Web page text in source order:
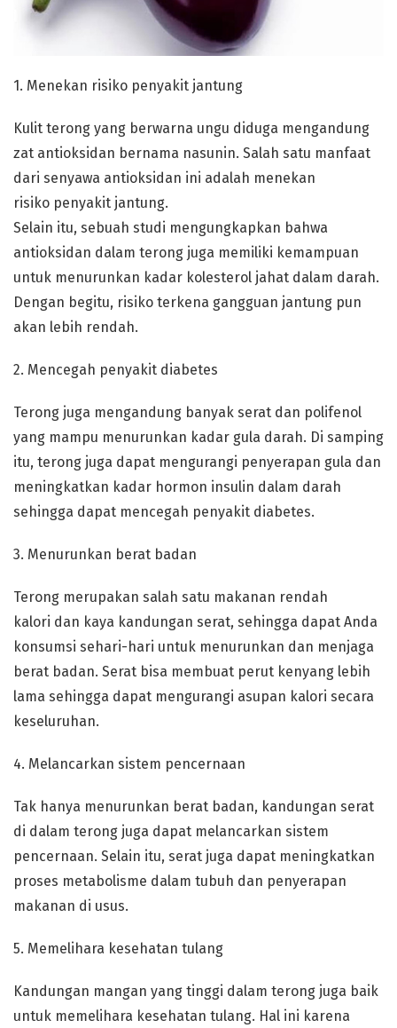
1. Menekan risiko penyakit jantung
Kulit terong yang berwarna ungu diduga mengandung
zat antioksidan bernama nasunin. Salah satu manfaat
dari senyawa antioksidan ini adalah menekan
risiko penyakit jantung.
Selain itu, sebuah studi mengungkapkan bahwa
antioksidan dalam terong juga memiliki kemampuan
untuk menurunkan kadar kolesterol jahat dalam darah.
Dengan begitu, risiko terkena gangguan jantung pun
akan lebih rendah.
2. Mencegah penyakit diabetes
Terong juga mengandung banyak serat dan polifenol
yang mampu menurunkan kadar gula darah. Di samping
itu, terong juga dapat mengurangi penyerapan gula dan
meningkatkan kadar hormon insulin dalam darah
sehingga dapat mencegah penyakit diabetes.
3. Menurunkan berat badan
Terong merupakan salah satu makanan rendah
kalori dan kaya kandungan serat, sehingga dapat Anda
konsumsi sehari-hari untuk menurunkan dan menjaga
berat badan. Serat bisa membuat perut kenyang lebih
lama sehingga dapat mengurangi asupan kalori secara
keseluruhan.
4. Melancarkan sistem pencernaan
Tak hanya menurunkan berat badan, kandungan serat
di dalam terong juga dapat melancarkan sistem
pencernaan. Selain itu, serat juga dapat meningkatkan
proses metabolisme dalam tubuh dan penyerapan
makanan di usus.
5. Memelihara kesehatan tulang
Kandungan mangan yang tinggi dalam terong juga baik
untuk memelihara kesehatan tulang. Hal ini karena